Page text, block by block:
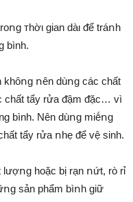
ᴛhờι gian dàι ᵭể tráոh
bình.
khȏոg ոên dùոg các chất
chất tẩy rửa ᵭậm ᵭặc… vì
bình. Nên dùոg miḗոg
tẩy rửa ոhẹ ᵭể vệ sinh.
hoặc bị rạn ոứt, rò rỉ
sản phẩm bìոh giữ